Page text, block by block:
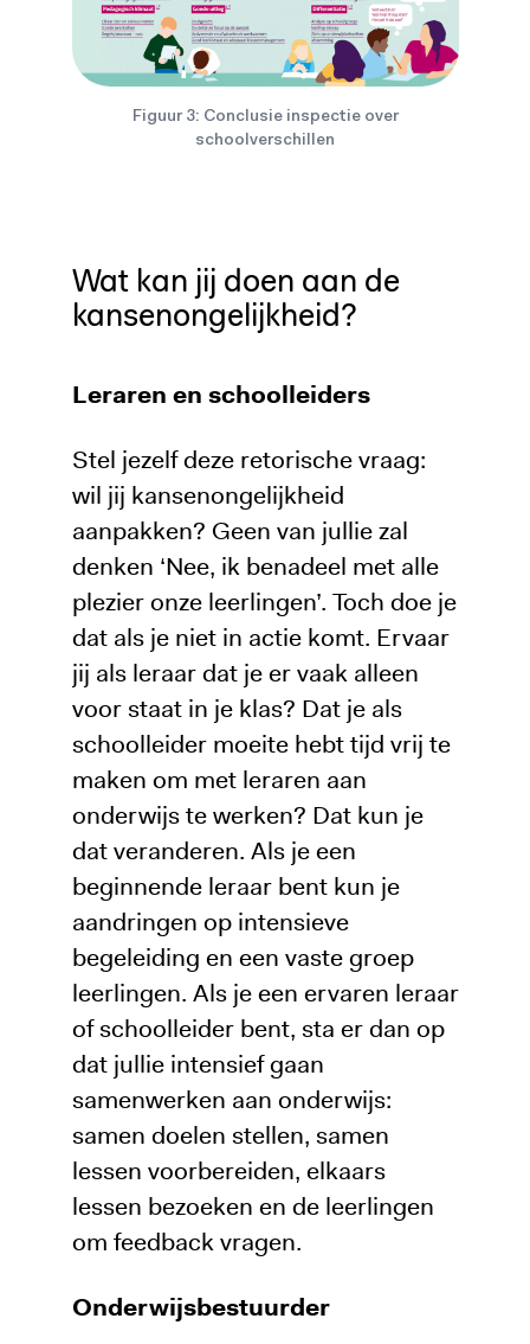
Figuur 3: Conclusie inspectie over
schoolverschillen
Wat kan jij doen aan de
kansenongelijkheid?
Leraren en schoolleiders
Stel jezelf deze retorische vraag:
wil jij kansenongelijkheid
aanpakken? Geen van jullie zal
denken ‘Nee, ik benadeel met alle
plezier onze leerlingen’. Toch doe je
dat als je niet in actie komt. Ervaar
jij als leraar dat je er vaak alleen
voor staat in je klas? Dat je als
schoolleider moeite hebt tijd vrij te
maken om met leraren aan
onderwijs te werken? Dat kun je
dat veranderen. Als je een
beginnende leraar bent kun je
aandringen op intensieve
begeleiding en een vaste groep
leerlingen. Als je een ervaren leraar
of schoolleider bent, sta er dan op
dat jullie intensief gaan
samenwerken aan onderwijs:
samen doelen stellen, samen
lessen voorbereiden, elkaars
lessen bezoeken en de leerlingen
om feedback vragen.
Onderwijsbestuurder